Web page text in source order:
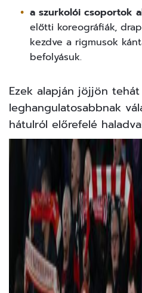
a szurkolói csoportok
előtti koreográfiák,
kezdve a rigmusok
befolyásuk.
Ezek alapján jöjjön
leghangulatosabbnak
hátulról előrefelé